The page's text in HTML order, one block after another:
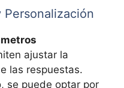
ajustar la
las respuestas.
se puede optar por